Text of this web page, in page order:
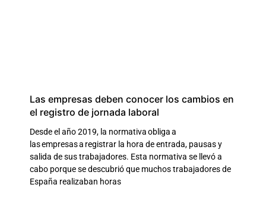
Las empresas deben conocer los cambios en
el registro de jornada laboral
Desde el año 2019, la normativa obliga a
las empresas a registrar la hora de entrada, pausas y
salida de sus trabajadores. Esta normativa se llevó a
cabo porque se descubrió que muchos trabajadores de
España realizaban horas